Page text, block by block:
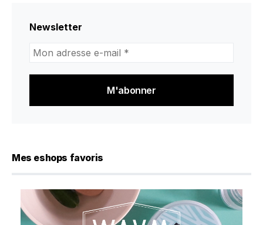
Newsletter
adresse
mail
Mes eshops favoris